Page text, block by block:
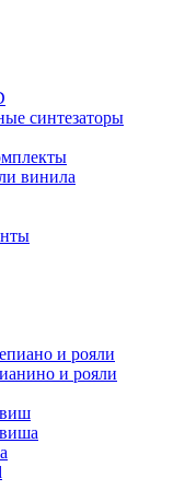
синтезаторы
винила
и рояли
и рояли